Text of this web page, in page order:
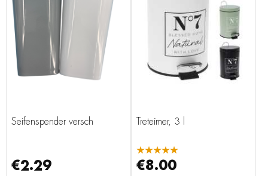
Seifenspender versch
€2.29
Treteimer, 3 l
★★★★★
€8.00